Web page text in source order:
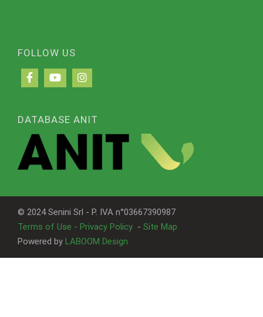
FOLLOW US
DATABASE ANIT
© 2024 Senini Srl - P. IVA n°03667390987
Terms of Use - Privacy Policy - Site Map
Powered by LABOOM Design